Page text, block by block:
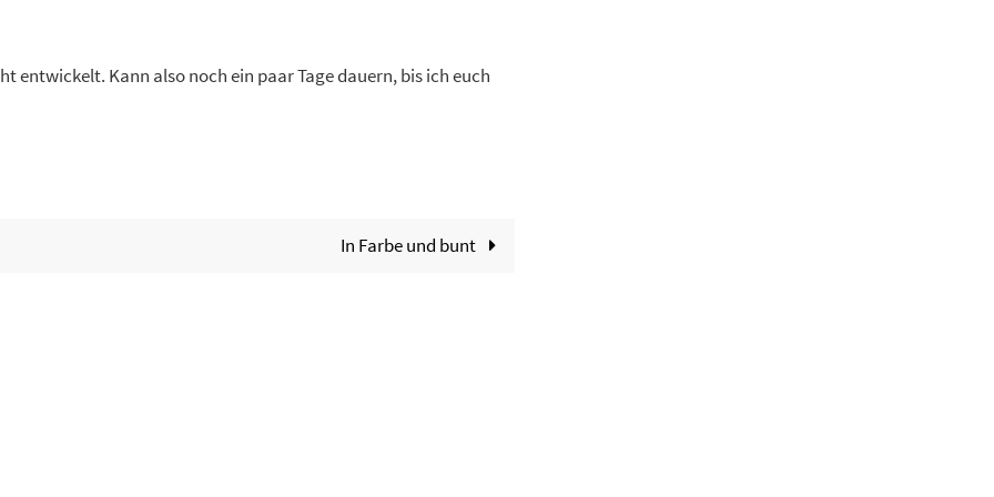
entwickelt. Kann also noch ein paar Tage dauern, bis ich euch
In Farbe und bunt